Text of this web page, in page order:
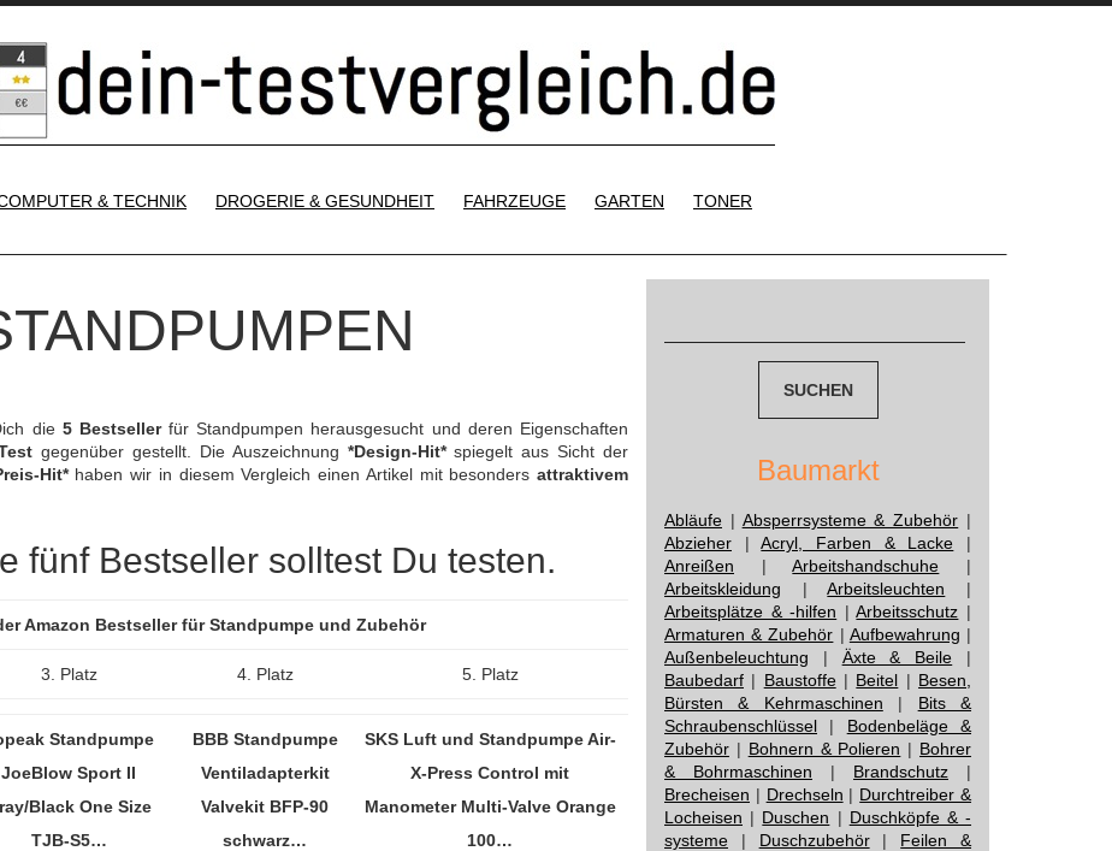
& TECHNIK DROGERIE & GESUNDHEIT FAHRZEUGE GARTEN TONER
die 5 Bestsellerfür Standpumpen herausgesucht und deren Eigenschaften
gegenüber gestellt. Die Auszeichnung *Design-Hit*spiegelt aus Sicht der
Hit*haben wir in diesem Vergleich einen Artikel mit besonders attraktivem
fünf Bestseller solltest Du testen.
Amazon Bestseller für Standpumpe und Zubehör
3. Platz 4. Platz 5. Platz
Standpumpe
JoeBlow Sport II
Black One Size
TJB-S5…
BBB Standpumpe
Ventiladapterkit
Valvekit BFP-90
schwarz…
SKS Luft und Standpumpe Air-
X-Press Control mit
Manometer Multi-Valve Orange
100…
Baumarkt
Abläufe | Absperrsysteme & Zubehör |
Abzieher |Acryl, Farben & Lacke |
Anreißen |Arbeitshandschuhe |
Arbeitskleidung |Arbeitsleuchten |
Arbeitsplätze & -hilfen |Arbeitsschutz |
Armaturen & Zubehör | Aufbewahrung |
Außenbeleuchtung | Äxte & Beile |
Baubedarf | Baustoffe| Beitel | Besen,
Bürsten & Kehrmaschinen | Bits &
Schraubenschlüssel | Bodenbeläge &
Zubehör | Bohnern & Polieren | Bohrer
& Bohrmaschinen | Brandschutz |
Brecheisen | Drechseln | Durchtreiber &
Locheisen | Duschen | Duschköpfe & -
systeme | Duschzubehör| Feilen &